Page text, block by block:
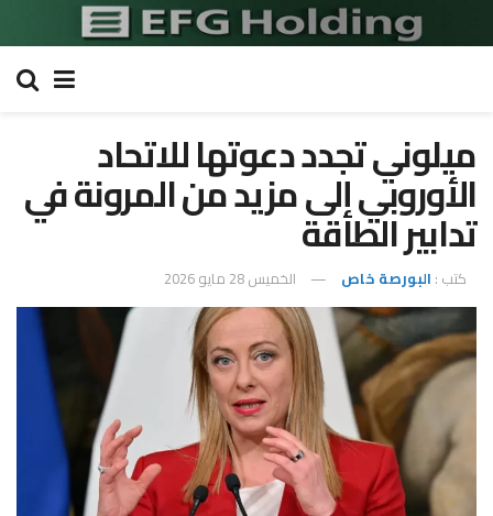
ميلوني تجدد دعوتها للاتحاد
الأوروبي إلى مزيد من المرونة في
تدابير الطاقة
كتب : البورصة خاص الخميس 28 مايو 2026